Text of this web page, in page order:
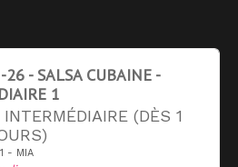
26 - SALSA CUBAINE -
1
(DÈS 1
- MIA